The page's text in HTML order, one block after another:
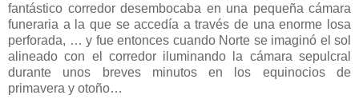
fantástico corredor desembocaba en una pequeña cámara
funeraria a la que se accedía a través de una enorme losa
perforada, … y fue entonces cuando Norte se imaginó el sol
alineado con el corredor iluminando la cámara sepulcral
durante unos breves minutos en los equinocios de
primavera y otoño…